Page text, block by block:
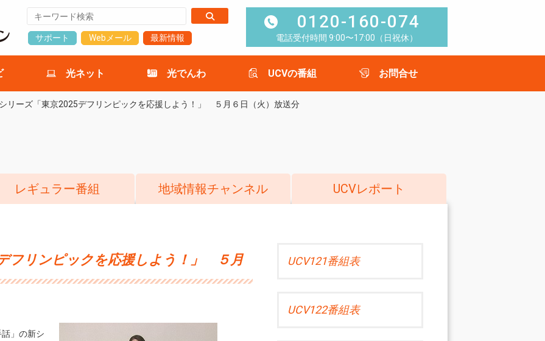
サポート Webメール 最新情報
0120-160-074
電話受付時間 9:00〜17:00（日祝休）
光ネット 光でんわ UCVの番組 お問合せ
リーズ「東京2025デフリンピックを応援しよう！」 ５月６日（火）放送分
レギュラー番組 地域情報チャンネル UCVレポート
フリンピックを応援しよう！」 ５月
」の新シ
UCV121番組表
UCV122番組表